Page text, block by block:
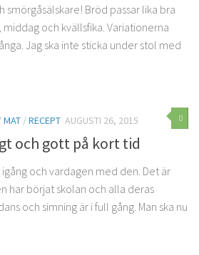
smörgåsälskare! Bröd passar lika bra
och kvällsfika. Variationerna
Jag ska inte sticka under stol med
0
MAT /RECEPT AUGUSTI 26, 2015
och gott på kort tid
och vardagen med den. Det är
har börjat skolan och alla deras
och simning är i full gång. Man ska nu